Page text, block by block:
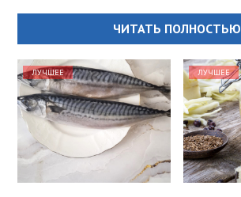
ЧИТАТЬ ПОЛНОСТЬЮ
ЛУЧШЕЕ ЛУЧШЕЕ